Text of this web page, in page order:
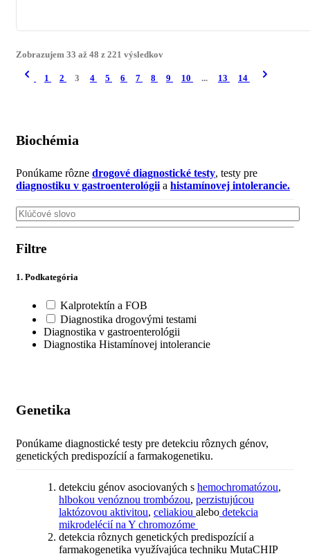
Zobrazujem 33 až 48 z 221 výsledkov
1 2 3 4 5 6 7 8 9 10 ... 13 14
Biochémia
Ponúkame rôzne drogové diagnostické testy, testy pre
diagnostiku v gastroenterológii a histamínovej intolerancie.
Filtre
1. Podkategória
Kalprotektín a FOB
Diagnostika drogovými testami
Diagnostika v gastroenterológii
Diagnostika Histamínovej intolerancie
Genetika
Ponúkame diagnostické testy pre detekciu rôznych génov,
genetických predispozícií a farmakogenetiku.
detekciu génov asociovaných s hemochromatózou,
hlbokou venóznou trombózou, perzistujúcou
laktózovou aktivitou, celiakiou alebo detekcia
mikrodelécií na Y chromozóme
detekcia rôznych genetických predispozícií a
farmakogenetika využívajúca techniku MutaCHIP